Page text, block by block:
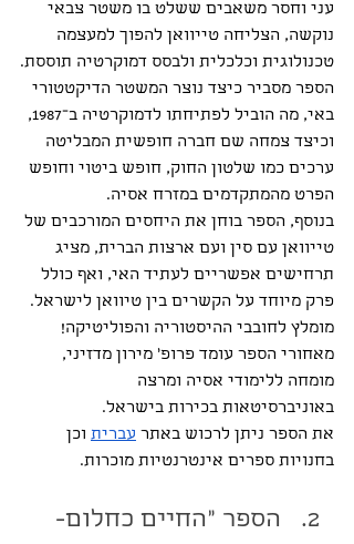
עני וחסר משאבים ששלט בו משטר צבאי
נוקשה, הצליחה טייוואן להפוך למעצמה
טכנולוגית וכלכלית ולבסס דמוקרטיה תוססת.
הספר מסביר כיצד נוצר המשטר הדיקטטורי
באי, מה הוביל לפתיחתו לדמוקרטיה ב־1987,
וכיצד צמחה שם חברה חופשית המבליטה
ערכים כמו שלטון החוק, חופש ביטוי וחופש
הפרט מהמתקדמים במזרח אסיה.
בנוסף, הספר בוחן את היחסים המורכבים של
טייוואן עם סין ועם ארצות הברית, מציג
תרחישים אפשריים לעתיד האי, ואף כולל
פרק מיוחד על הקשרים בין טיוואן לישראל.
מומלץ לחובבי ההיסטוריה והפוליטיקה!
מאחורי הספר עומד פרופ׳ מירון מדזיני,
מומחה ללימודי אסיה ומרצה
באוניברסיטאות בכירות בישראל.
את הספר ניתן לרכוש באתר עברית וכן
בחנויות ספרים אינטרנטיות מוכרות.
הספר "החיים כחלום-